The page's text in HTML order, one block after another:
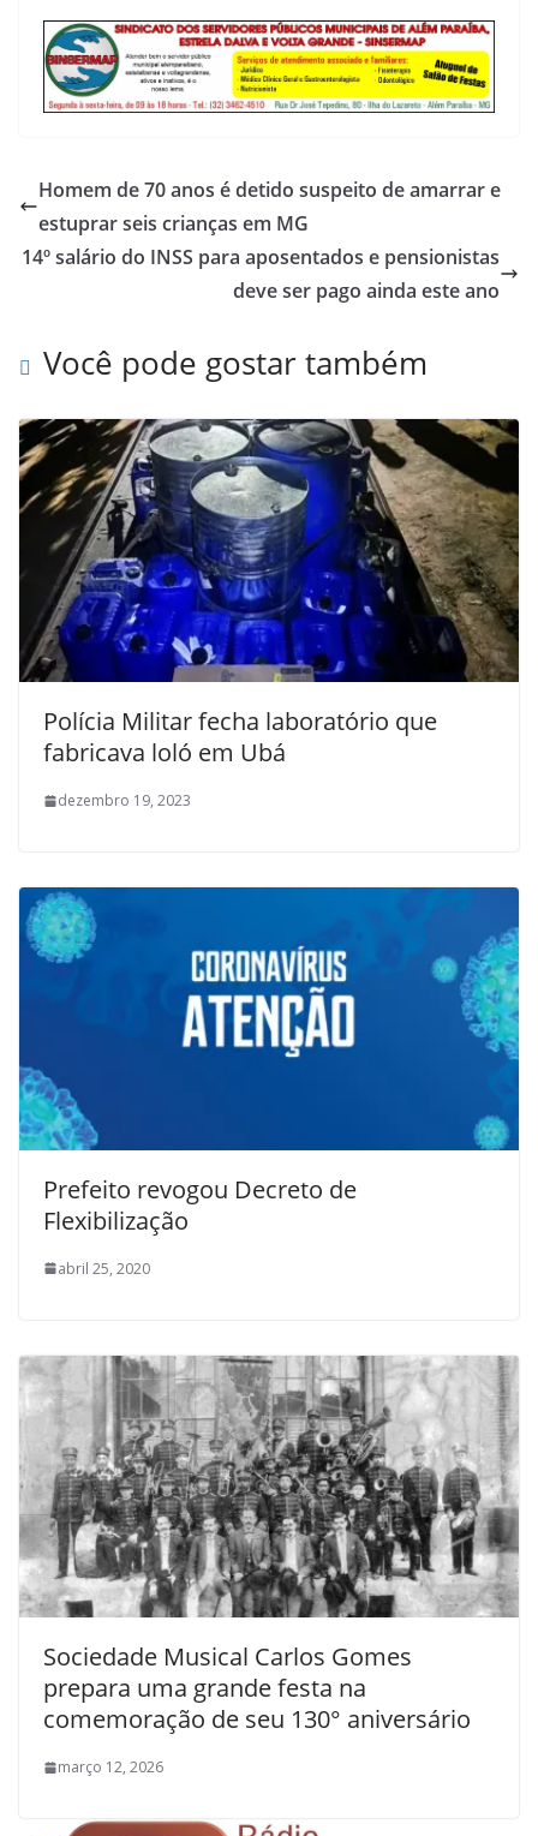
Homem de 70 anos é detido suspeito de amarrar e
estuprar seis crianças em MG
14º salário do INSS para aposentados e pensionistas
deve ser pago ainda este ano
Você pode gostar também
Polícia Militar fecha laboratório que
fabricava loló em Ubá
dezembro 19, 2023
Prefeito revogou Decreto de
Flexibilização
abril 25, 2020
Sociedade Musical Carlos Gomes
prepara uma grande festa na
comemoração de seu 130° aniversário
março 12, 2026